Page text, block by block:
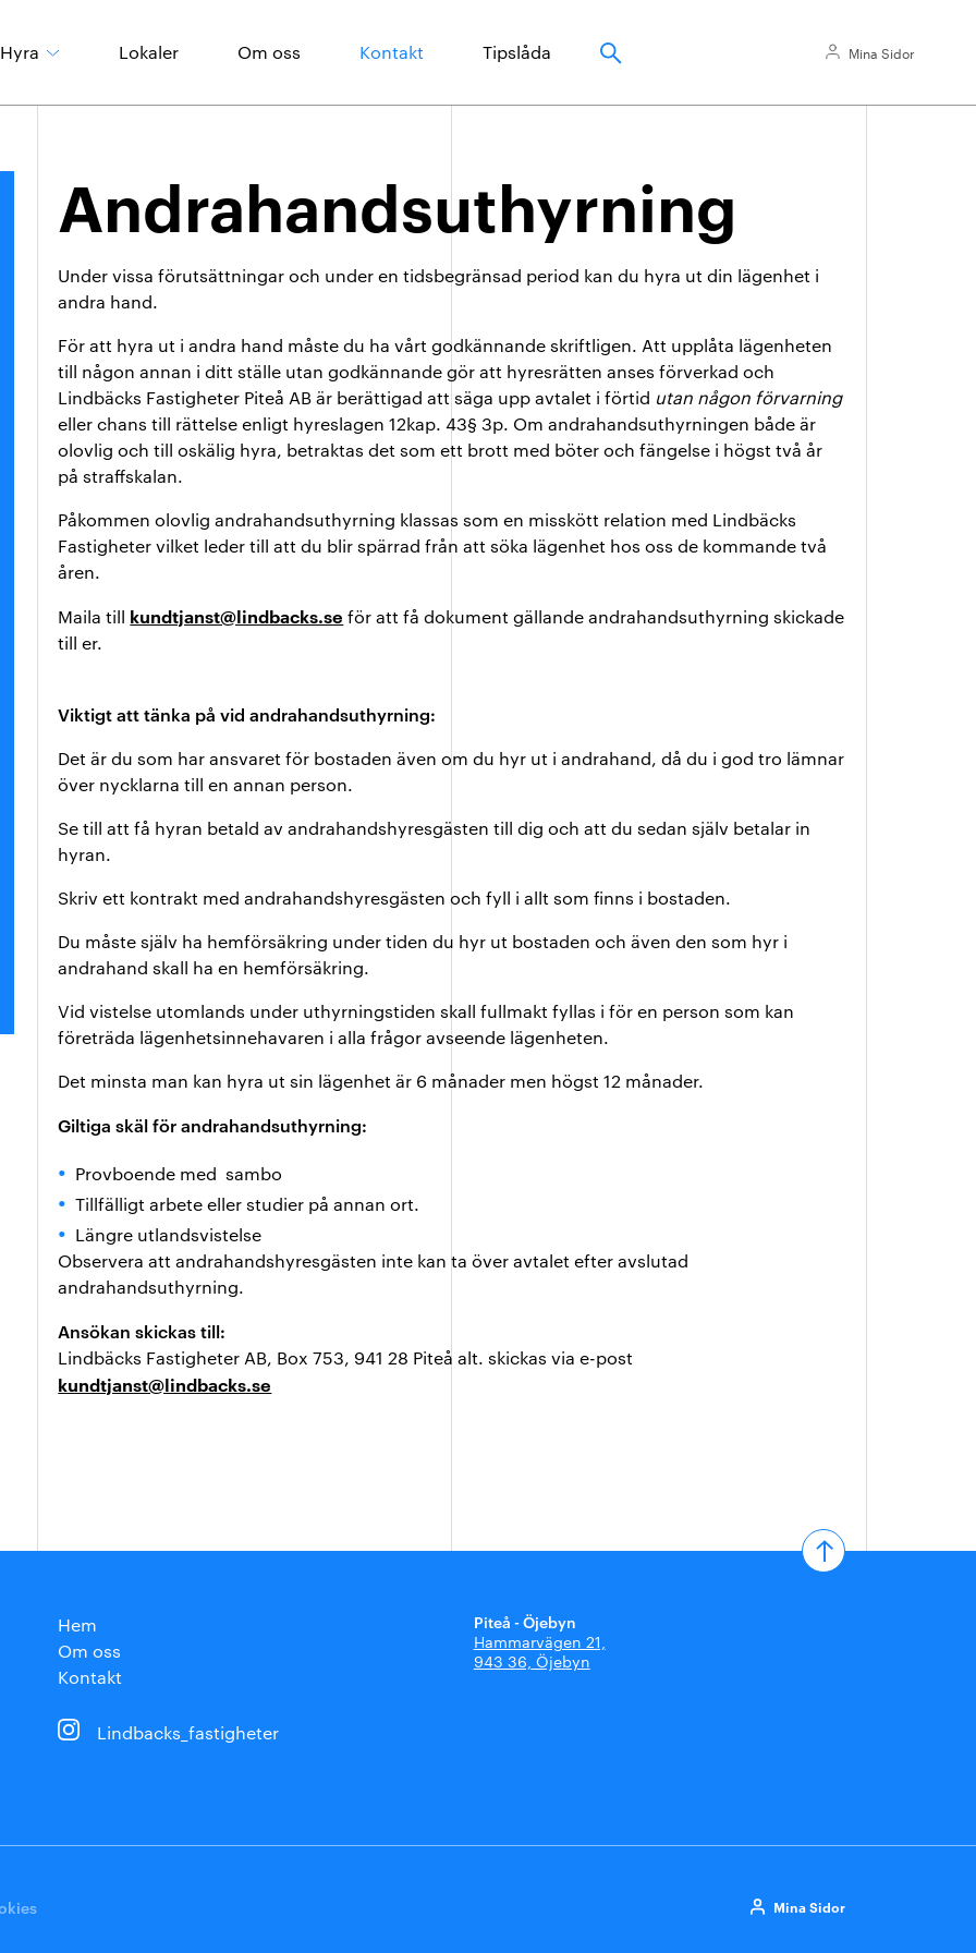
Hyra
Boendeinformation
Lokaler Om oss Kontakt Tipslåda Mina Sidor
Andrahandsuthyrning
Under vissa förutsättningar och under en tidsbegränsad period kan du hyra ut din lägenhet i
andra hand.
För att hyra ut i andra hand måste du ha vårt godkännande skriftligen. Att upplåta lägenheten
till någon annan i ditt ställe utan godkännande gör att hyresrätten anses förverkad och
Lindbäcks Fastigheter Piteå AB är berättigad att säga upp avtalet i förtid utan någon förvarning
eller chans till rättelse enligt hyreslagen 12kap. 43§ 3p. Om andrahandsuthyrningen både är
olovlig och till oskälig hyra, betraktas det som ett brott med böter och fängelse i högst två år
på straffskalan.
Påkommen olovlig andrahandsuthyrning klassas som en misskött relation med Lindbäcks
Fastigheter vilket leder till att du blir spärrad från att söka lägenhet hos oss de kommande två
åren.
Maila till kundtjanst@lindbacks.se för att få dokument gällande andrahandsuthyrning skickade
till er.
Viktigt att tänka på vid andrahandsuthyrning:
Det är du som har ansvaret för bostaden även om du hyr ut i andrahand, då du i god tro lämnar
över nycklarna till en annan person.
Se till att få hyran betald av andrahandshyresgästen till dig och att du sedan själv betalar in
hyran.
Skriv ett kontrakt med andrahandshyresgästen och fyll i allt som finns i bostaden.
Du måste själv ha hemförsäkring under tiden du hyr ut bostaden och även den som hyr i
andrahand skall ha en hemförsäkring.
Vid vistelse utomlands under uthyrningstiden skall fullmakt fyllas i för en person som kan
företräda lägenhetsinnehavaren i alla frågor avseende lägenheten.
Det minsta man kan hyra ut sin lägenhet är 6 månader men högst 12 månader.
Giltiga skäl för andrahandsuthyrning:
Provboende med sambo
Tillfälligt arbete eller studier på annan ort.
Längre utlandsvistelse
Observera att andrahandshyresgästen inte kan ta över avtalet efter avslutad
andrahandsuthyrning.
Ansökan skickas till:
Lindbäcks Fastigheter AB, Box 753, 941 28 Piteå alt. skickas via e-post
kundtjanst@lindbacks.se
Hem
Om oss
Kontakt
Lindbacks_fastigheter
Piteå - Öjebyn
Hammarvägen 21,
943 36, Öjebyn
Mina Sidor